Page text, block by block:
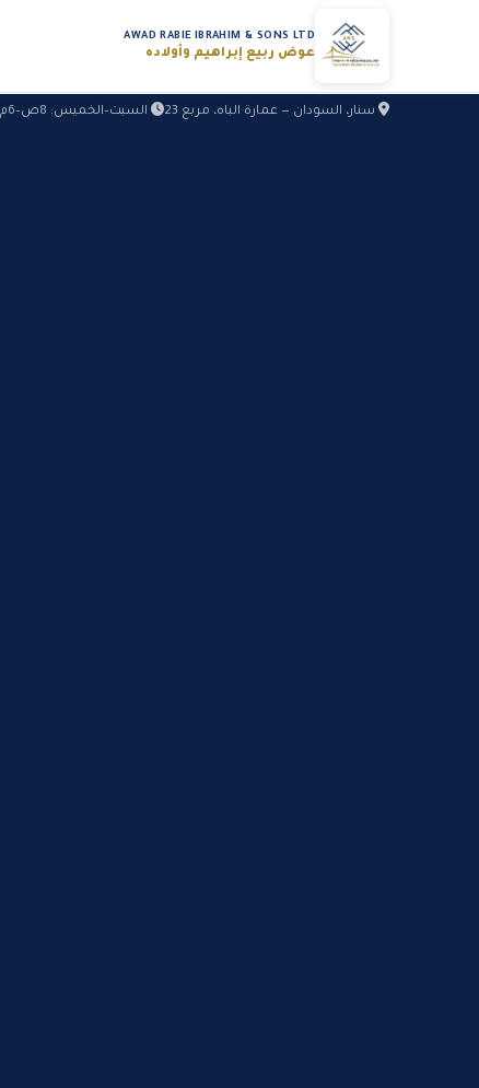
سنار، السودان — عمارة الباه، مربع 23 السبت–الخميس: 8ص–6م
AWAD RABIE IBRAHIM & SONS LTD
عوض ربيع إبراهيم وأولاده